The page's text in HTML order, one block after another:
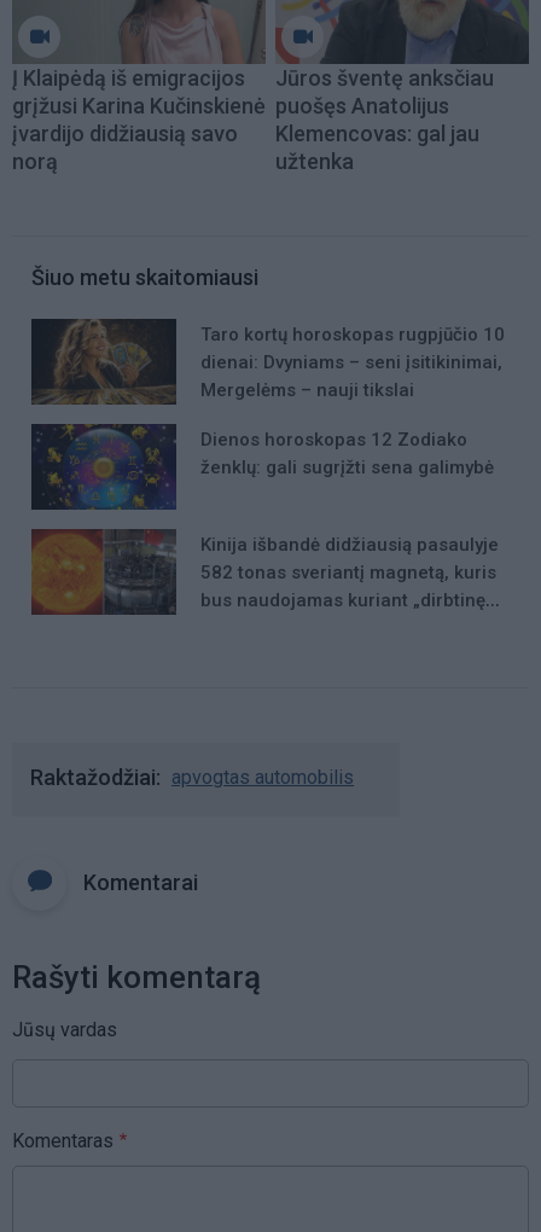
Į Klaipėdą iš emigracijos
grįžusi Karina Kučinskienė
įvardijo didžiausią savo
norą
Jūros šventę anksčiau
puošęs Anatolijus
Klemencovas: gal jau
užtenka
Šiuo metu skaitomiausi
Taro kortų horoskopas rugpjūčio 10
dienai: Dvyniams – seni įsitikinimai,
Mergelėms – nauji tikslai
Dienos horoskopas 12 Zodiako
ženklų: gali sugrįžti sena galimybė
Kinija išbandė didžiausią pasaulyje
582 tonas sveriantį magnetą, kuris
bus naudojamas kuriant „dirbtinę
Raktažodžiai apvogtas automobilis
Komentarai
Rašyti komentarą
Jūsų vardas
Komentaras